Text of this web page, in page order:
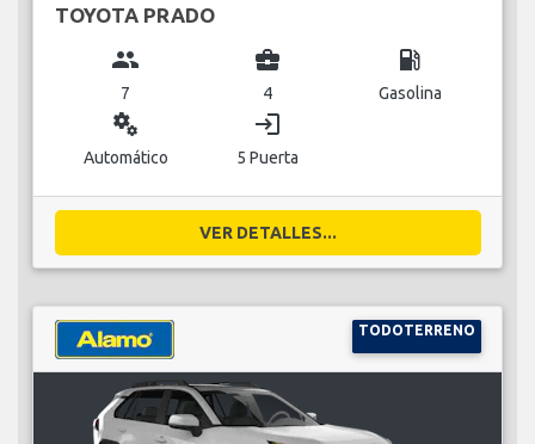
TOYOTA PRADO
group
7
business_center
4
local_gas_station
Gasolina
miscellaneous_services
Automático
login
5 Puerta
VER DETALLES...
TODOTERRENO